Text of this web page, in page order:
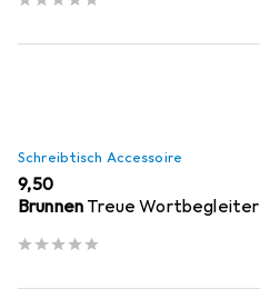
Schreibtisch Accessoire
EUR
9,50
Brunnen Treue Wortbegleiter